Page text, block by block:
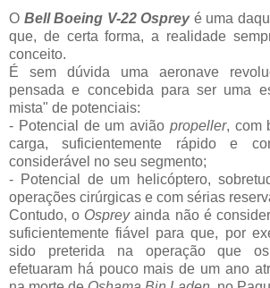
O Bell Boeing V-22 Osprey é uma
que, de certa forma, a realidade
conceito.
É sem dúvida uma aeronave
pensada e concebida para ser uma
mista" de potenciais:
- Potencial de um avião propeller, com
carga, suficientemente rápido e
considerável no seu segmento;
- Potencial de um helicóptero,
operações cirúrgicas e com sérias
Contudo, o Ospreyainda não é
suficientemente fiável para que, por
sido preterida na operação que
efetuaram há pouco mais de um ano